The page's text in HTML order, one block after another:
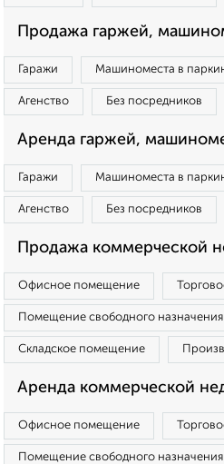
Продажа гаржей,
Гаражи Машиноместа в
Агенство Без посредников
Аренда гаржей,
Гаражи Машиноместа в
Агенство Без посредников
Продажа коммерческой
Офисное помещение
Помещение свободного назначения
Складское помещение
Аренда коммерческой
Офисное помещение
Помещение свободного назначения